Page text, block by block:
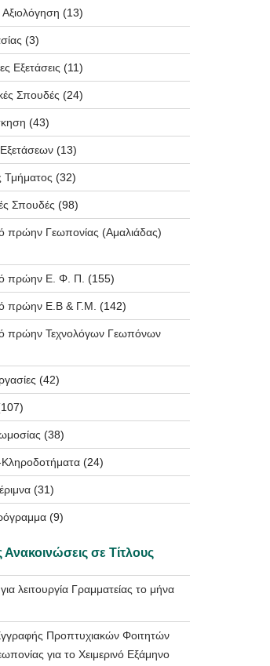
Αξιολόγηση (13)
(3)
Εξετάσεις (11)
Σπουδές (24)
(43)
(13)
Τμήματος (32)
Σπουδές (98)
πρώην Γεωπονίας (Αμαλιάδας)
πρώην Ε. Φ. Π. (155)
πρώην Ε.Β & Γ.Μ. (142)
πρώην Τεχνολόγων Γεωπόνων
(42)
(38)
(24)
(31)
(9)
Ανακοινώσεις σε Τίτλους
λειτουργία Γραμματείας το μήνα
Προπτυχιακών Φοιτητών
για το Χειμερινό Εξάμηνο